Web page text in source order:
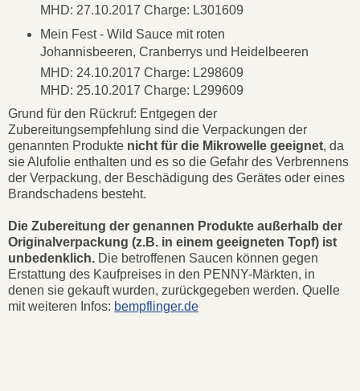
MHD: 27.10.2017 Charge: L301609
Mein Fest - Wild Sauce mit roten
Johannisbeeren, Cranberrys und Heidelbeeren
MHD: 24.10.2017 Charge: L298609
MHD: 25.10.2017 Charge: L299609
Grund für den Rückruf: Entgegen der
Zubereitungsempfehlung sind die Verpackungen der
genannten Produkte nicht für die Mikrowelle geeignet, da
sie Alufolie enthalten und es so die Gefahr des Verbrennens
der Verpackung, der Beschädigung des Gerätes oder eines
Brandschadens besteht.
Die Zubereitung der genannen Produkte außerhalb der
Originalverpackung (z.B. in einem geeigneten Topf) ist
unbedenklich. Die betroffenen Saucen können gegen
Erstattung des Kaufpreises in den PENNY-Märkten, in
denen sie gekauft wurden, zurückgegeben werden. Quelle
mit weiteren Infos: bempflinger.de